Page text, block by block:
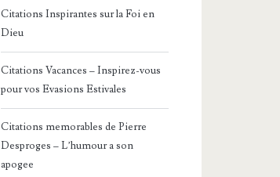
Citations Inspirantes sur la Foi en
Dieu
Citations Vacances – Inspirez-vous
pour vos Evasions Estivales
Citations memorables de Pierre
Desproges – L’humour a son
apogee